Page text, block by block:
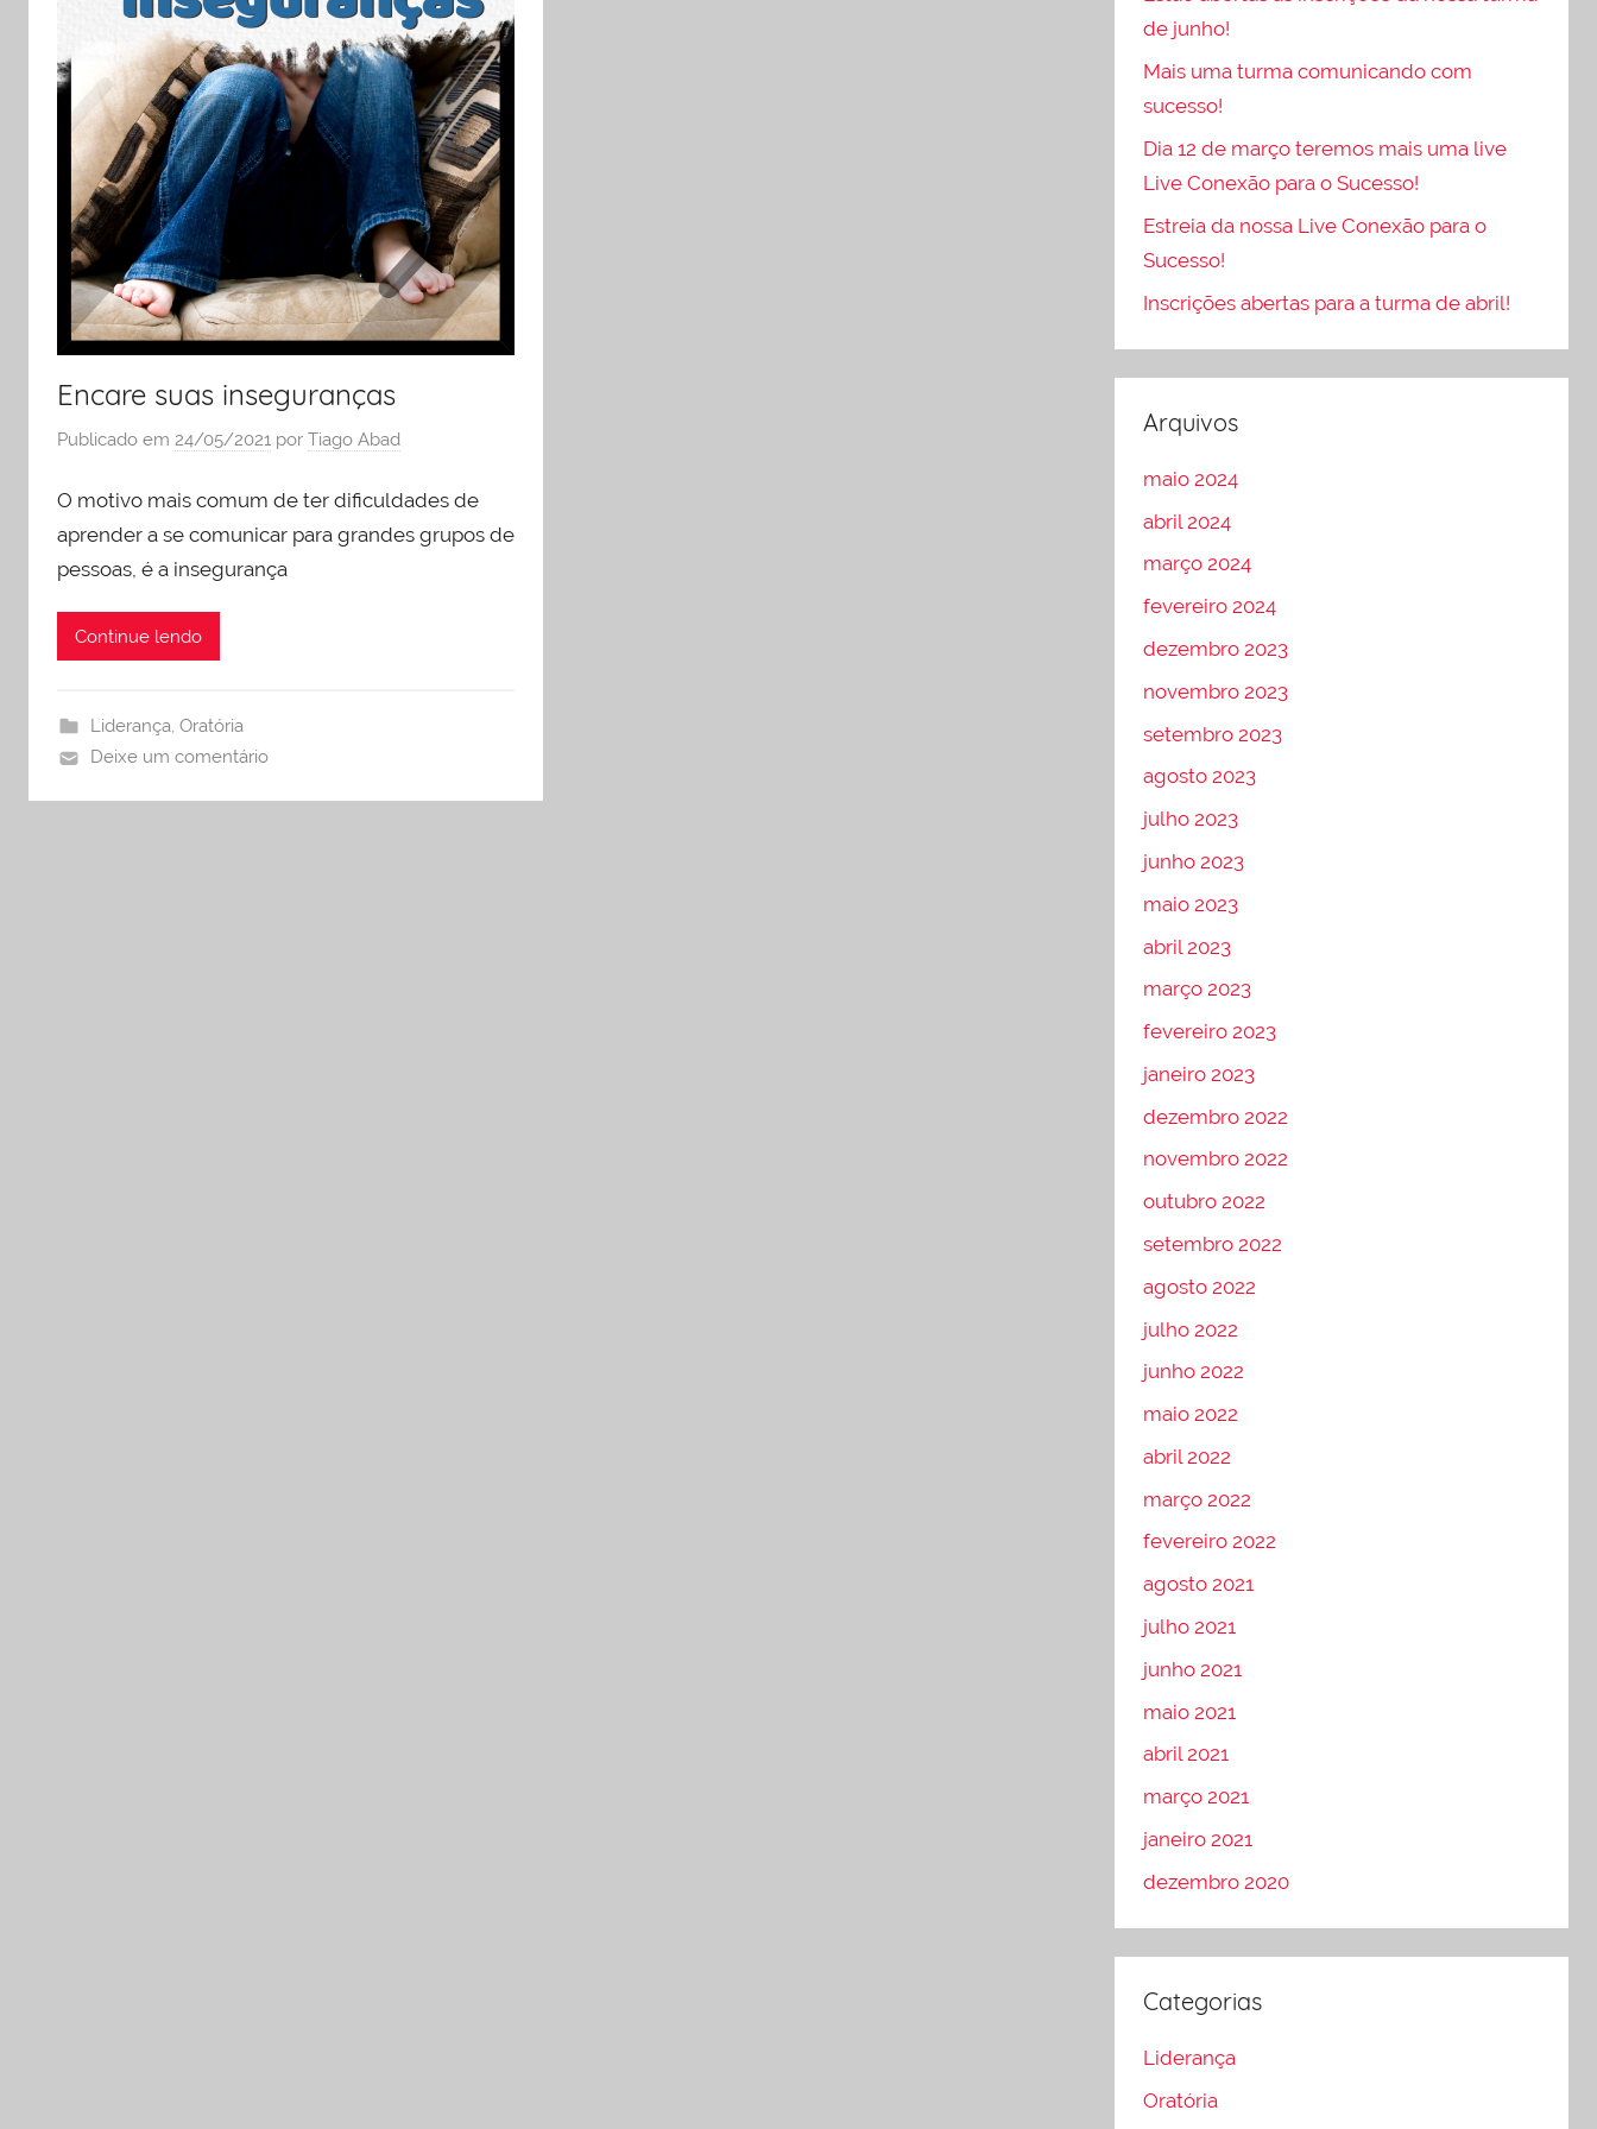
liderança
Encare suas inseguranças
Publicado em 24/05/2021 por Tiago Abad
O motivo mais comum de ter dificuldades de
aprender a se comunicar para grandes grupos de
pessoas, é a insegurança
Continue lendo
Liderança, Oratória
Deixe um comentário
de junho!
Mais uma turma comunicando com
sucesso!
Dia 12 de março teremos mais uma live
Live Conexão para o Sucesso!
Estreia da nossa Live Conexão para o
Sucesso!
Inscrições abertas para a turma de abril!
Arquivos
maio 2024
abril 2024
março 2024
fevereiro 2024
dezembro 2023
novembro 2023
setembro 2023
agosto 2023
julho 2023
junho 2023
maio 2023
abril 2023
março 2023
fevereiro 2023
janeiro 2023
dezembro 2022
novembro 2022
outubro 2022
setembro 2022
agosto 2022
julho 2022
junho 2022
maio 2022
abril 2022
março 2022
fevereiro 2022
agosto 2021
julho 2021
junho 2021
maio 2021
abril 2021
março 2021
janeiro 2021
dezembro 2020
Categorias
Liderança
Oratória